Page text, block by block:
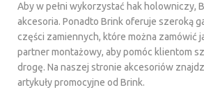
Aby w pełni wykorzystać hak holowniczy,
akcesoria. Ponadto Brink oferuje szeroką
części zamiennych, które można zamówić
partner montażowy, aby pomóc klientom
drogę. Na naszej stronie akcesoriów
artykuły promocyjne od Brink.